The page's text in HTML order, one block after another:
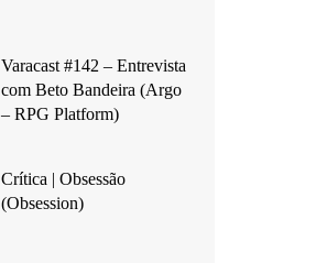
Varacast #142 – Entrevista
com Beto Bandeira (Argo
– RPG Platform)
Crítica | Obsessão
(Obsession)